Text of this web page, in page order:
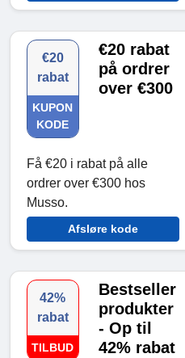
€20
rabat
KUPON
KODE
€20 rabat
på ordrer
over €300
Få €20 i rabat på alle
ordrer over €300 hos
Musso.
Afsløre kode
42%
rabat
TILBUD
Bestseller
produkter
- Op til
42% rabat